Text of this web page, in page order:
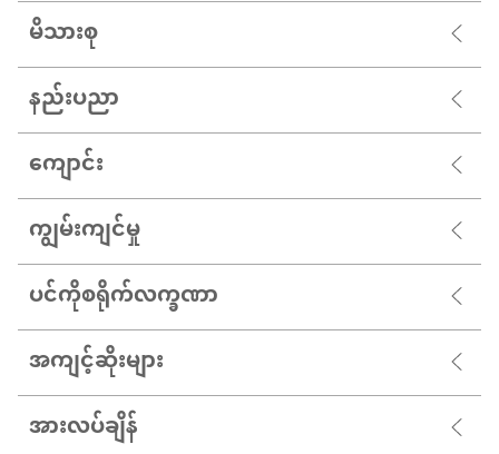
မိသားစု
နည်းပညာ
ကျောင်း
ကျွမ်းကျင်မှု
ပင်ကိုစရိုက်လက္ခဏာ
အကျင့်ဆိုးများ
အားလပ်ချိန်